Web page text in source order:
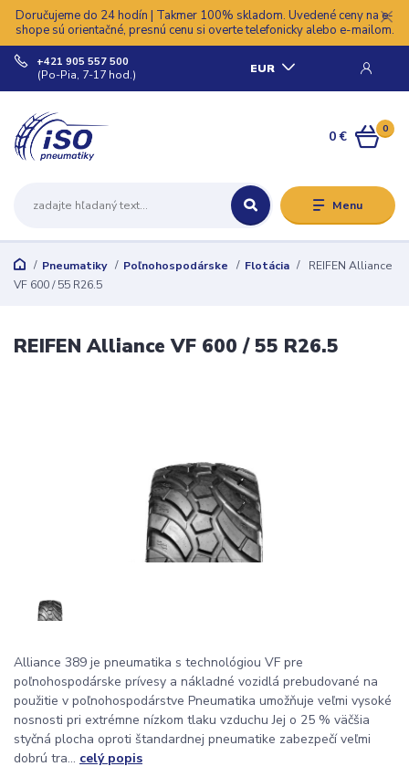
Doručujeme do 24 hodín | Takmer 100% skladom. Uvedené ceny na e-
shope sú orientačné, presnú cenu si overte telefonicky alebo e-mailom.
Menu
EUR
+421 905 557 500
(Po-Pia, 7-17 hod.)
0
0 €
Pneumatiky Poľnohospodárske Flotácia
REIFEN Alliance
VF 600 / 55 R26.5
REIFEN Alliance VF 600 / 55 R26.5
Alliance 389 je pneumatika s technológiou VF pre
poľnohospodárske prívesy a nákladné vozidlá prebudované na
použitie v poľnohospodárstve Pneumatika umožňuje veľmi vysoké
nosnosti pri extrémne nízkom tlaku vzduchu Jej o 25 % väčšia
styčná plocha oproti štandardnej pneumatike zabezpečí veľmi
dobrú tra... celý popis